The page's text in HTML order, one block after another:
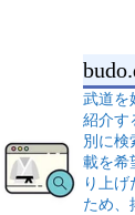
武道を
紹介す
別に検
載を希
り上
ため、